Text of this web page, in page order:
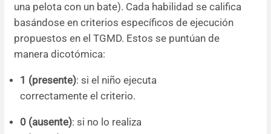
una pelota con un bate). Cada habilidad se califica
basándose en criterios específicos de ejecución
propuestos en el TGMD. Estos se puntúan de
manera dicotómica:
1 (presente): si el niño ejecuta
correctamente el criterio.
0 (ausente): si no lo realiza